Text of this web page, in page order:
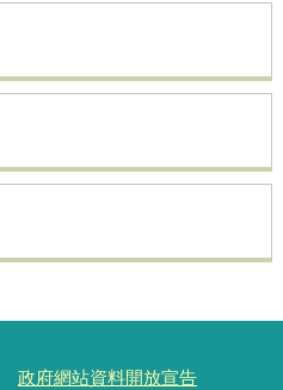
政府網站資料開放宣告